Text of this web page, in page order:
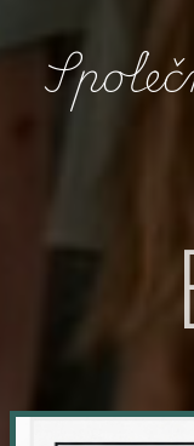
Společ